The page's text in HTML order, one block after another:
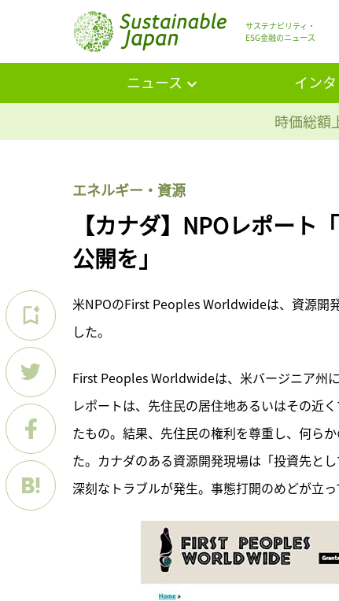
サステナビリティ・
ESG金融のニュース
ニュース イン
時価総額
エネルギー・資源
【カナダ】NPOレポート
公開を」
米NPOのFirst Peoples Worldwideは、資源開
した。
First Peoples Worldwideは、米バージニア州
レポートは、先住民の居住地あるいはその近
たもの。結果、先住民の権利を尊重し、何ら
た。カナダのある資源開発現場は「投資先と
深刻なトラブルが発生。事態打開のめどが立